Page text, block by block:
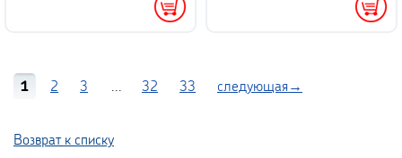
1 2 3 ... 32 33 следующая→
Возврат к списку